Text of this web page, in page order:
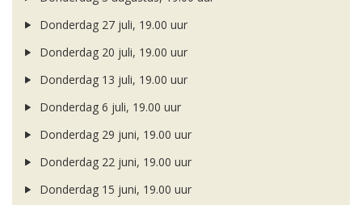
Donderdag 27 juli, 19.00 uur
Donderdag 20 juli, 19.00 uur
Donderdag 13 juli, 19.00 uur
Donderdag 6 juli, 19.00 uur
Donderdag 29 juni, 19.00 uur
Donderdag 22 juni, 19.00 uur
Donderdag 15 juni, 19.00 uur